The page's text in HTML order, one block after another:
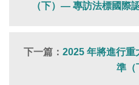
（下）— 專訪法標國際
下一篇： 2025 年將進行重
準（